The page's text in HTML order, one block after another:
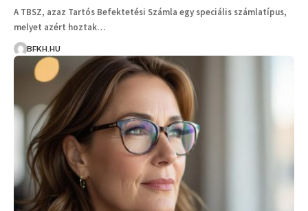
A TBSZ, azaz Tartós Befektetési Számla egy speciális számlatípus,
melyet azért hoztak…
BFKH.HU